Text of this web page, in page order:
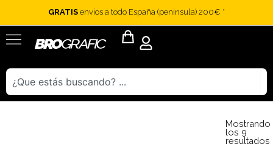
contenido
GRATIS envios a todo España (peninsula) 200€ *
Flyout
Buscar
Mostrando
los 9
resultados